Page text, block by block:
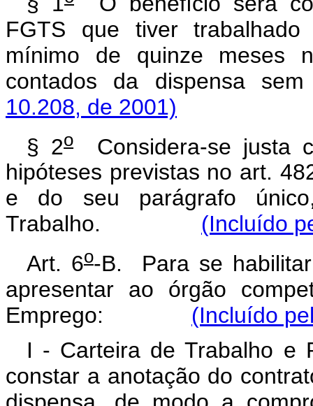
FGTS que tiver
mínimo de quinze meses
contados da dispensa
10.208, de 2001)
§ 2oConsidera-se justa
hipóteses previstas no art.
e do seu parágrafo
Trabalho. (Incluído
Art. 6o-B. Para se
apresentar ao órgão
Emprego:
(Incluído
I - Carteira de Trabalho e
constar a anotação do